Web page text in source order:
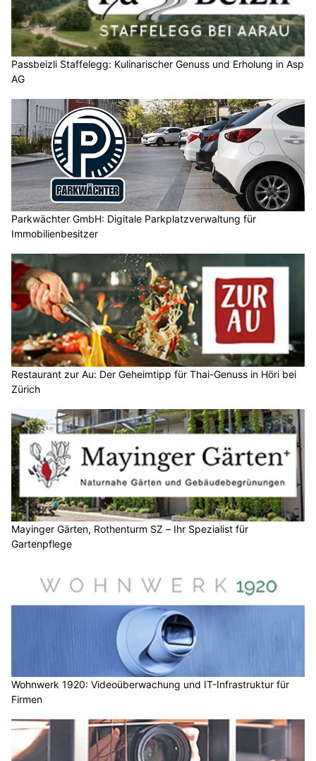
Passbeizli Staffelegg: Kulinarischer Genuss und Erholung in Asp
AG
Parkwächter GmbH: Digitale Parkplatzverwaltung für
Immobilienbesitzer
Restaurant zur Au: Der Geheimtipp für Thai-Genuss in Höri bei
Zürich
Mayinger Gärten, Rothenturm SZ – Ihr Spezialist für
Gartenpflege
Wohnwerk 1920: Videoüberwachung und IT-Infrastruktur für
Firmen